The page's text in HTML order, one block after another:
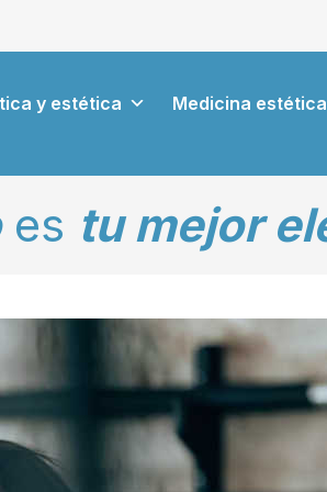
y estética Medicina estética
es tu mejor